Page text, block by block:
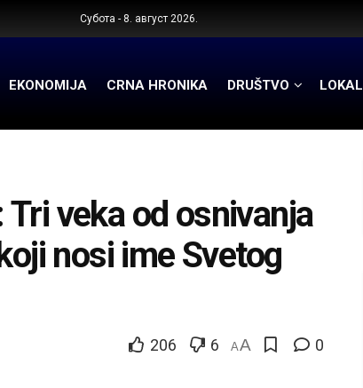
Субота - 8. август 2026.
EKONOMIJA CRNA HRONIKA DRUŠTVO LOKAL
Tri veka od osnivanja
nosi ime Svetog
206 6 AA 0